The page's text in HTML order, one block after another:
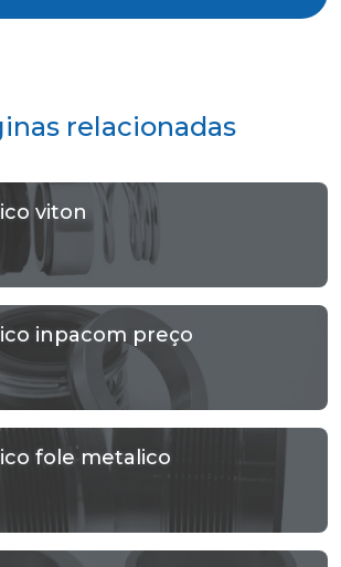
relacionadas
viton
inpacom preço
fole metalico